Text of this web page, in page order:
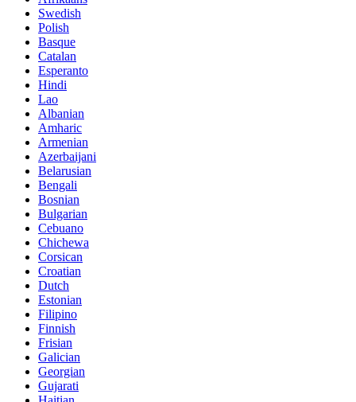
Swedish
Polish
Basque
Catalan
Esperanto
Hindi
Lao
Albanian
Amharic
Armenian
Azerbaijani
Belarusian
Bengali
Bosnian
Bulgarian
Cebuano
Chichewa
Corsican
Croatian
Dutch
Estonian
Filipino
Finnish
Frisian
Galician
Georgian
Gujarati